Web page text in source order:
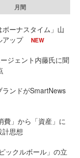
月間
ボーナスタイム」山
アップ
NEW
ジェント内藤氏に聞
ンドがSmartNews
費」から「資産」に
計思想
ックルボール」の立